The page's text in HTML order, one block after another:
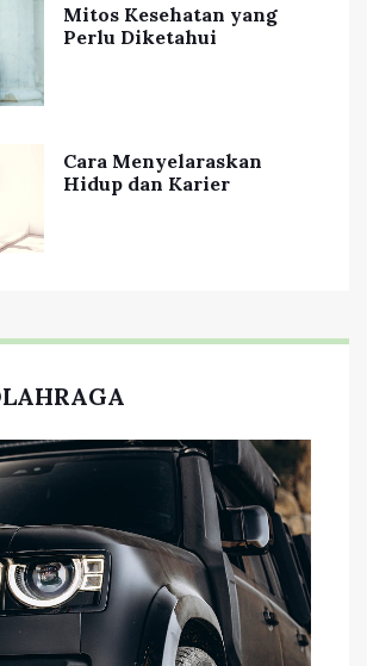
Mitos Kesehatan yang
Perlu Diketahui
Cara Menyelaraskan
Hidup dan Karier